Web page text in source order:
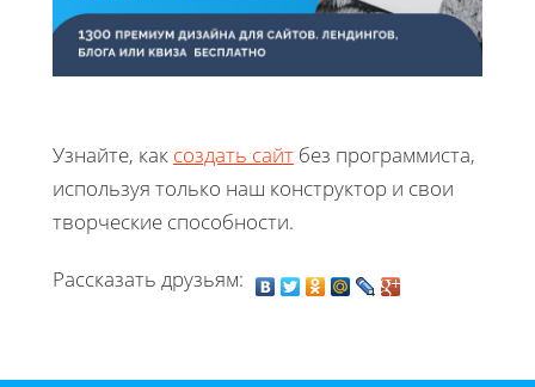
Узнайте, как создать сайт без программиста,
используя только наш конструктор и свои
творческие способности.
Рассказать друзьям: